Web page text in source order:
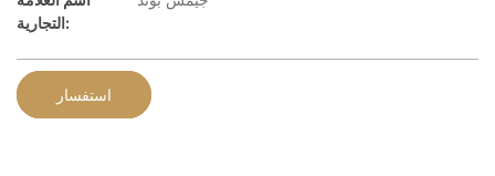
التجارية:
استفسار